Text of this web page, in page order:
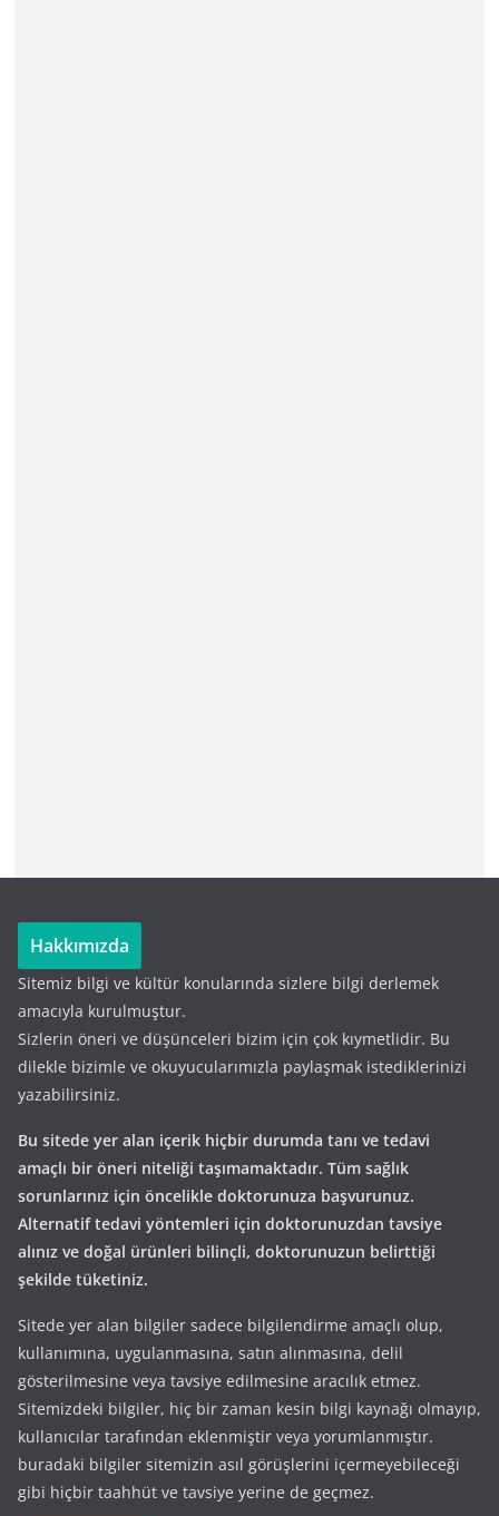
Hakkımızda
Sitemiz bilgi ve kültür konularında sizlere bilgi derlemek
amacıyla kurulmuştur.
Sizlerin öneri ve düşünceleri bizim için çok kıymetlidir. Bu
dilekle bizimle ve okuyucularımızla paylaşmak istediklerinizi
yazabilirsiniz.
Bu sitede yer alan içerik hiçbir durumda tanı ve tedavi
amaçlı bir öneri niteliği taşımamaktadır. Tüm sağlık
sorunlarınız için öncelikle doktorunuza başvurunuz.
Alternatif tedavi yöntemleri için doktorunuzdan tavsiye
alınız ve doğal ürünleri bilinçli, doktorunuzun belirttiği
şekilde tüketiniz.
Sitede yer alan bilgiler sadece bilgilendirme amaçlı olup,
kullanımına, uygulanmasına, satın alınmasına, delil
gösterilmesine veya tavsiye edilmesine aracılık etmez.
Sitemizdeki bilgiler, hiç bir zaman kesin bilgi kaynağı olmayıp,
kullanıcılar tarafından eklenmiştir veya yorumlanmıştır.
buradaki bilgiler sitemizin asıl görüşlerini içermeyebileceği
gibi hiçbir taahhüt ve tavsiye yerine de geçmez.